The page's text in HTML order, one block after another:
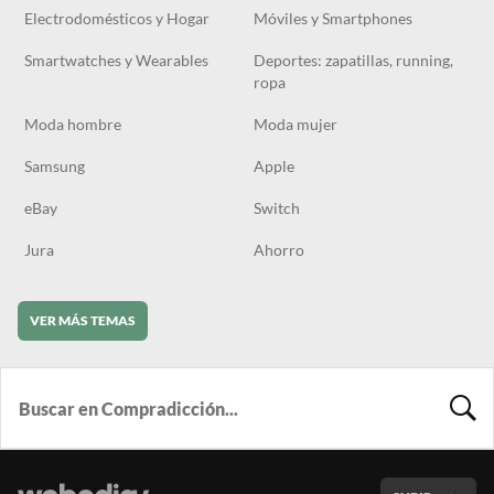
Electrodomésticos y Hogar Móviles y Smartphones
Smartwatches y Wearables
Deportes: zapatillas, running,
ropa
Moda hombre Moda mujer
Samsung Apple
eBay Switch
Jura Ahorro
VER MÁS TEMAS